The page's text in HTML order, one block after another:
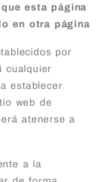
esta página
en otra página
por
cualquier
establecer
web de
atenerse a
a la